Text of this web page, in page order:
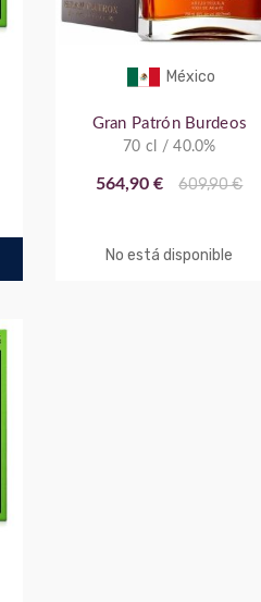
México
Gran Patrón Burdeos
70 cl / 40.0%
564,90 € 609,90 €
No está disponible